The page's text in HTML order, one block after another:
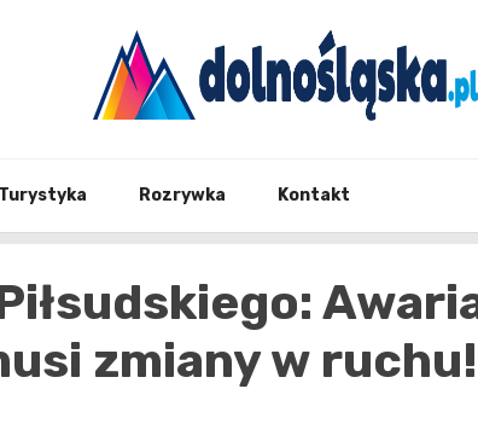
Turystyka Rozrywka Kontakt
zmiany w ruchu!